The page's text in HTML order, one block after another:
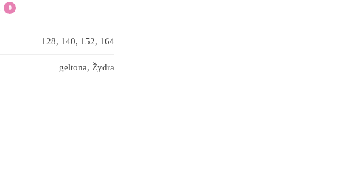
0
128, 140, 152, 164
geltona, Žydra